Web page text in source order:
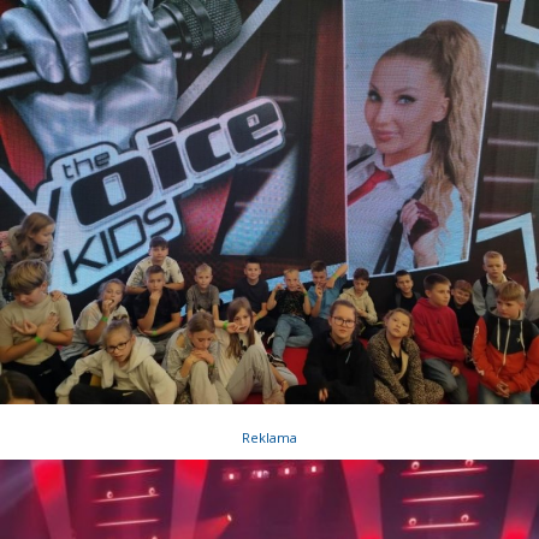
Reklama